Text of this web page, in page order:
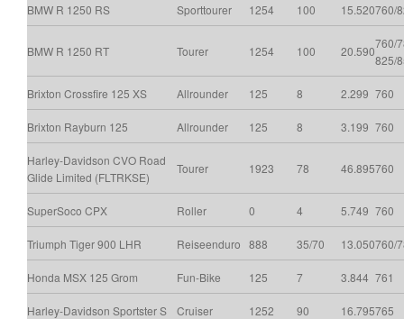
BMW R 1250 RS Sporttourer 1254 100 15.520760/
BMW R 1250 RT Tourer 1254 100 20.590
760/
825/
Brixton Crossfire 125 XS Allrounder 125 8 2.299 760
Brixton Rayburn 125 Allrounder 125 8 3.199 760
Harley-Davidson CVO Road
Glide Limited (FLTRKSE)
Tourer 1923 78 46.895760
SuperSoco CPX Roller 0 4 5.749 760
Triumph Tiger 900 LHR Reiseenduro 888 35/70 13.050760/
Honda MSX 125 Grom Fun-Bike 125 7 3.844 761
Harley-Davidson Sportster S Cruiser 1252 90 16.795765